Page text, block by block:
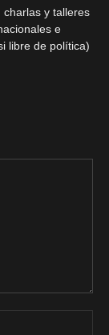
y talleres
e
libre de política)